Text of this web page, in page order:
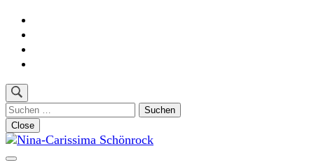
Skip
content
(Press
Suchen
nach:
Close